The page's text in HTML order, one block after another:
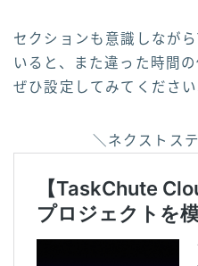
セクションも意識しなが
いると、また違った時間
ぜひ設定してみてください
＼ネクストス